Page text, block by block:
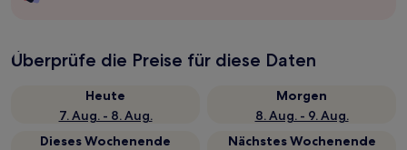
Überprüfe die Preise für diese Daten
Heute
7. Aug. - 8. Aug.
Morgen
8. Aug. - 9. Aug.
Dieses Wochenende
Nächstes Wochenende